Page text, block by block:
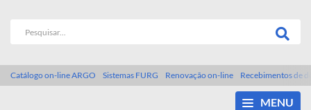
Catálogo on-line ARGO Sistemas FURG Renovação on-line Recebimentos de
MENU